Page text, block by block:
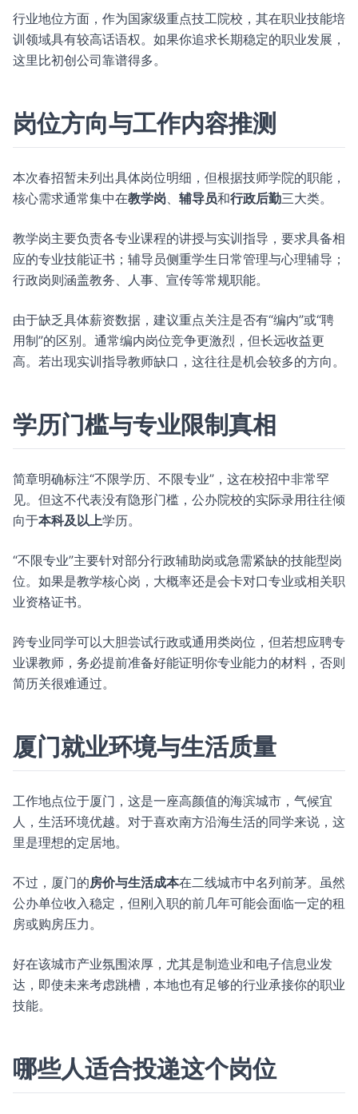
行业地位方面，作为国家级重点技工院校，其在职业技能培
训领域具有较高话语权。如果你追求长期稳定的职业发展，
这里比初创公司靠谱得多。
岗位方向与工作内容推测
本次春招暂未列出具体岗位明细，但根据技师学院的职能，
核心需求通常集中在教学岗、 辅导员和行政后勤三大类。
教学岗主要负责各专业课程的讲授与实训指导，要求具备相
应的专业技能证书；辅导员侧重学生日常管理与心理辅导；
行政岗则涵盖教务、人事、宣传等常规职能。
由于缺乏具体薪资数据，建议重点关注是否有“编内”或“聘
用制”的区别。通常编内岗位竞争更激烈，但长远收益更
高。若出现实训指导教师缺口，这往往是机会较多的方向。
学历门槛与专业限制真相
简章明确标注“不限学历、不限专业”，这在校招中非常罕
见。但这不代表没有隐形门槛，公办院校的实际录用往往倾
向于本科及以上学历。
“不限专业”主要针对部分行政辅助岗或急需紧缺的技能型岗
位。如果是教学核心岗，大概率还是会卡对口专业或相关职
业资格证书。
跨专业同学可以大胆尝试行政或通用类岗位，但若想应聘专
业课教师，务必提前准备好能证明你专业能力的材料，否则
简历关很难通过。
厦门就业环境与生活质量
工作地点位于厦门，这是一座高颜值的海滨城市，气候宜
人，生活环境优越。对于喜欢南方沿海生活的同学来说，这
里是理想的定居地。
不过，厦门的房价与生活成本在二线城市中名列前茅。虽然
公办单位收入稳定，但刚入职的前几年可能会面临一定的租
房或购房压力。
好在该城市产业氛围浓厚，尤其是制造业和电子信息业发
达，即使未来考虑跳槽，本地也有足够的行业承接你的职业
技能。
哪些人适合投递这个岗位